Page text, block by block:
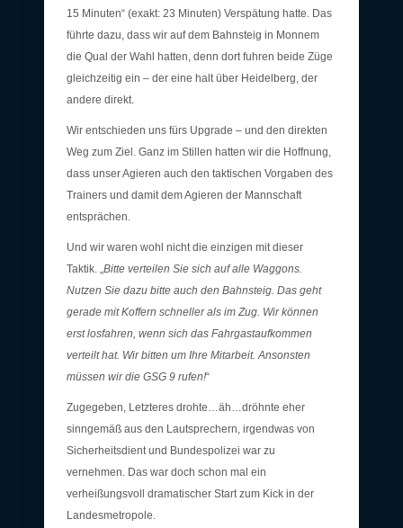
15 Minuten“ (exakt: 23 Minuten) Verspätung hatte. Das
führte dazu, dass wir auf dem Bahnsteig in Monnem
die Qual der Wahl hatten, denn dort fuhren beide Züge
gleichzeitig ein – der eine halt über Heidelberg, der
andere direkt.
Wir entschieden uns fürs Upgrade – und den direkten
Weg zum Ziel. Ganz im Stillen hatten wir die Hoffnung,
dass unser Agieren auch den taktischen Vorgaben des
Trainers und damit dem Agieren der Mannschaft
entsprächen.
Und wir waren wohl nicht die einzigen mit dieser
Taktik. „Bitte verteilen Sie sich auf alle Waggons.
Nutzen Sie dazu bitte auch den Bahnsteig. Das geht
gerade mit Koffern schneller als im Zug. Wir können
erst losfahren, wenn sich das Fahrgastaufkommen
verteilt hat. Wir bitten um Ihre Mitarbeit. Ansonsten
müssen wir die GSG 9 rufen!“
Zugegeben, Letzteres drohte…äh…dröhnte eher
sinngemäß aus den Lautsprechern, irgendwas von
Sicherheitsdient und Bundespolizei war zu
vernehmen. Das war doch schon mal ein
verheißungsvoll dramatischer Start zum Kick in der
Landesmetropole.